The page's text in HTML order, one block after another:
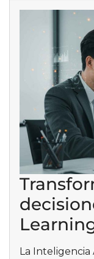
La Inteligencia